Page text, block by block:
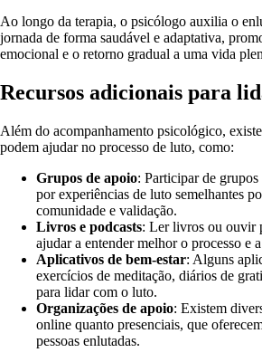
Ao longo da terapia, o psicólogo auxilia o
jornada de forma saudável e adaptativa,
emocional e o retorno gradual a uma vida
Recursos adicionais para
Além do acompanhamento psicológico,
podem ajudar no processo de luto, como:
Grupos de apoio: Participar de grupos
por experiências de luto semelhantes
comunidade e validação.
Livros e podcasts: Ler livros ou ouvir
ajudar a entender melhor o processo e
Aplicativos de bem-estar: Alguns
exercícios de meditação, diários de
para lidar com o luto.
Organizações de apoio: Existem
online quanto presenciais, que
pessoas enlutadas.